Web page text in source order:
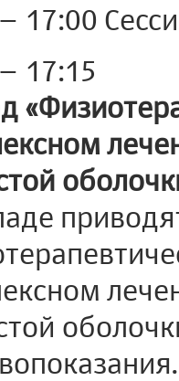
17:00
17:15